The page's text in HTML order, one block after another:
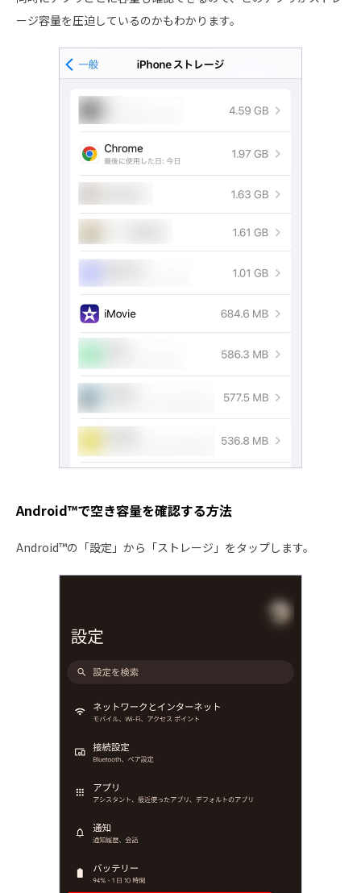
ージ容量を圧迫しているのかもわかります。
Android™で空き容量を確認する方法
Android™の「設定」から「ストレージ」をタップします。